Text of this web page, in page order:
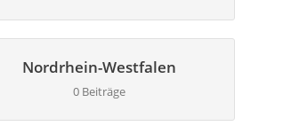
Nordrhein-Westfalen
0 Beiträge